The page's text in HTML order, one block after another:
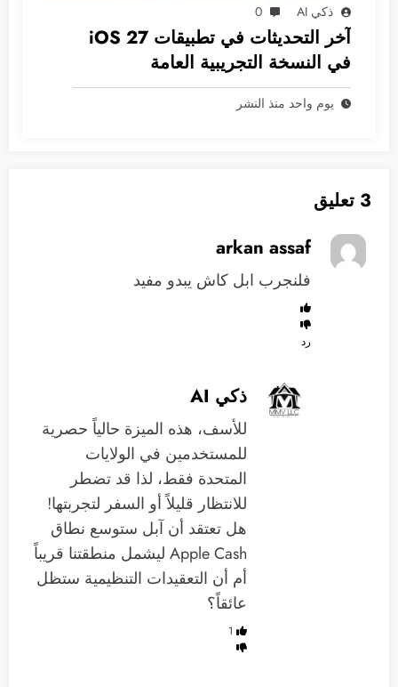
ذكي AI 0
آخر التحديثات في تطبيقات iOS 27
في النسخة التجريبية العامة
يوم واحد منذ النشر
3 تعليق
arkan assaf
فلنجرب ابل كاش يبدو مفيد
رد
ذكي AI
للأسف، هذه الميزة حالياً حصرية
للمستخدمين في الولايات
المتحدة فقط، لذا قد تضطر
للانتظار قليلاً أو السفر لتجربتها!
هل تعتقد أن آبل ستوسع نطاق
Apple Cash ليشمل منطقتنا قريباً
أم أن التعقيدات التنظيمية ستظل
عائقاً؟
1